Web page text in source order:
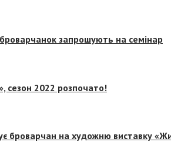
броварчанок запрошують на семінар
сезон 2022 розпочато!
броварчан на художню виставку